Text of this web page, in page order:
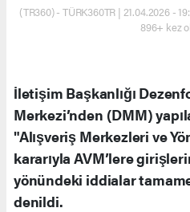
(TR360) - TÜRK360TR | 21.04.2026 -
896+ kez
İletişim Başkanlığı
Merkezi’nden (DMM)
"Alışveriş Merkezleri ve
kararıyla AVM’lere
yönündeki iddialar
denildi.